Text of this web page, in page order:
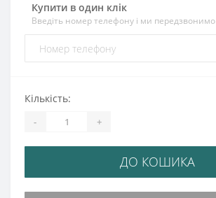
Купити в один клік
Введіть номер телефону і ми передзвонимо
Кількість:
- +
ДО КОШИКА